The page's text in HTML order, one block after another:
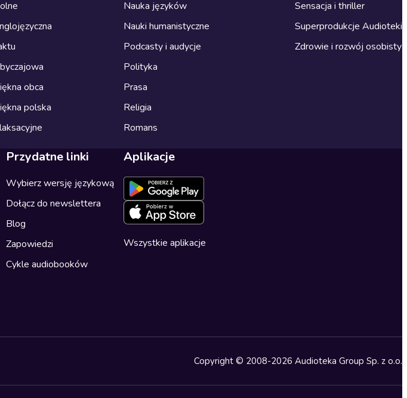
obca
polska
Nauka języków
Nauki humanistyczne
Podcasty i audycje
Polityka
Prasa
Religia
Romans
Sensacja i thriller
Superprodukcje Audioteki
Zdrowie i rozwój osobisty
Przydatne linki
Wybierz wersję językową
Dołącz do newslettera
Blog
Zapowiedzi
Cykle audiobooków
Aplikacje
Wszystkie aplikacje
Copyright © 2008-2026 Audioteka Group Sp. z o.o.